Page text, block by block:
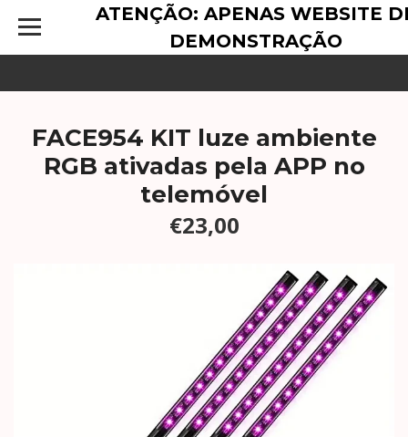
ATENÇÃO: APENAS WEBSITE
DEMONSTRAÇÃO
FACE954 KIT luze ambiente
RGB ativadas pela APP no
telemóvel
€23,00